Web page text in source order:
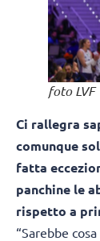
foto LVF
Ci rallegra
comunque
fatta
panchine le
rispetto a
“Sarebbe